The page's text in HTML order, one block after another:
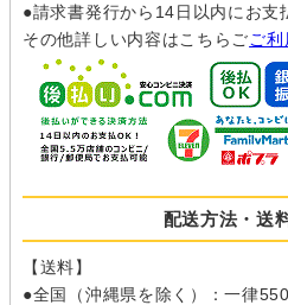
●請求書発行から14日以内にお支
その他詳しい内容はこちらごご利
配送方法・送
【送料】
●全国（沖縄県を除く）：一律550